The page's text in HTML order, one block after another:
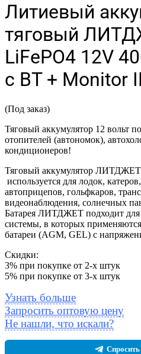
Литиевый
тяговый
LiFePO4 12V
с BT + Monitor
(Под заказ)
Тяговый аккумулятор 12 вольт
отопителей (автономок),
кондиционеров!
Тяговый аккумулятор
используется для лодок,
автоприцепов, гольфкаров,
видеонаблюдения, солнечных
Батарея ЛИТДЖЕТ подходит
системы, в которых
батареи (AGM, GEL) с
Скидки:
3% при покупке от 2-х штук
5% при покупке от 3-х штук
Узнать больше
Запросить оптовую цену
Не нашли, что искали?
Спросить